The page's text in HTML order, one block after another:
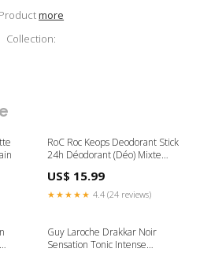
Productmore
Collection:
RoC Roc Keops Deodorant Stick
24h Déodorant (Déo) Mixte
US$ 15.99
★★★★★ 4.4 (24 reviews)
Guy Laroche Drakkar Noir
Sensation Tonic Intense